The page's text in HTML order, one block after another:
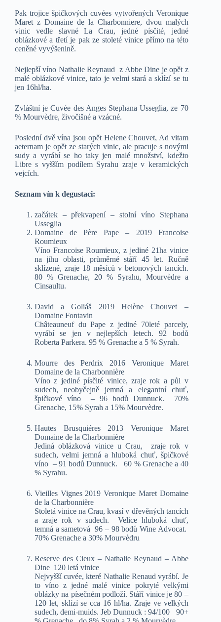
Pak trojice špičkových cuvées vytvořených Veronique
Maret z Domaine de la Charbonniere, dvou malých
vinic vedle slavné La Crau, jedné písčité, jedné
oblázkové a třetí je pak ze stoleté vinice přímo na této
ceněné vyvýšenině.
Nejlepší víno Nathalie Reynaud z Abbe Dine je opět z
malé oblázkové vinice, tato je velmi stará a sklízí se tu
jen 16hl/ha.
Zvláštní je Cuvée des Anges Stephana Usseglia, ze 70
% Mourvèdre, živočišné a vzácné.
Poslední dvě vína jsou opět Helene Chouvet, Ad vitam
aeternam je opět ze starých vinic, ale pracuje s novými
sudy a vyrábí se ho taky jen malé množství, kdežto
Libre s vyšším podílem Syrahu zraje v keramických
vejcích.
Seznam vín k degustaci:
začátek – překvapení – stolní víno Stephana
Usseglia
Domaine de Père Pape – 2019 Francoise
Roumieux
Víno Francoise Roumieux, z jediné 21ha vinice
na jihu oblasti, průměrné stáří 45 let. Ručně
sklízené, zraje 18 měsíců v betonových tancích.
80 % Grenache, 20 % Syrahu, Mourvèdre a
Cinsaultu.
David a Goliáš 2019 Helène Chouvet –
Domaine Fontavin
Châteauneuf du Pape z jediné 70leté parcely,
vyrábí se jen v nejlepších letech. 92 bodů
Roberta Parkera. 95 % Grenache a 5 % Syrah.
Mourre des Perdrix 2016 Veronique Maret
Domaine de la Charbonnière
Víno z jediné písčité vinice, zraje rok a půl v
sudech, neobyčejně jemná a elegantní chuť,
špičkové víno – 96 bodů Dunnuck. 70%
Grenache, 15% Syrah a 15% Mourvèdre.
Hautes Brusquiéres 2013 Veronique Maret
Domaine de la Charbonnière
Jediná oblázková vinice u Crau, zraje rok v
sudech, velmi jemná a hluboká chuť, špičkové
víno – 91 bodů Dunnuck. 60 % Grenache a 40
% Syrahu.
Vieilles Vignes 2019 Veronique Maret Domaine
de la Charbonnière
Stoletá vinice na Crau, kvasí v dřevěných tancích
a zraje rok v sudech. Velice hluboká chuť,
temná a sametová 96 – 98 bodů Wine Advocat.
70% Grenache a 30% Mourvèdru
Reserve des Cieux – Nathalie Reynaud – Abbe
Dine 120 letá vinice
Nejvyšší cuvée, které Nathalie Renaud vyrábí. Je
to víno z jedné malé vinice pokryté velkými
oblázky na písečném podloží. Stáří vinice je 80 –
120 let, sklízí se cca 16 hl/ha. Zraje ve velkých
sudech, demi-muids. Jeb Dunnuck : 94/100 90+